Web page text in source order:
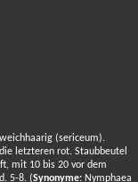
(sericeum).
letzteren rot. Staubbeutel
mit 10 bis 20 vor dem
5-8. (Synonyme:Nymphaea